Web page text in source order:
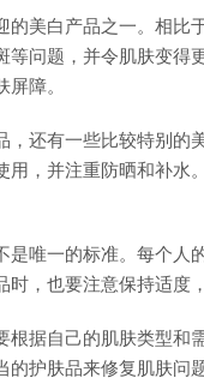
的美白产品之一。相比
等问题，并令肌肤变
障。
，还有一些比较特别的
用，并注重防晒和补水
是唯一的标准。每个人
，也要注意保持适度
根据自己的肌肤类型和
的护肤品来修复肌肤问